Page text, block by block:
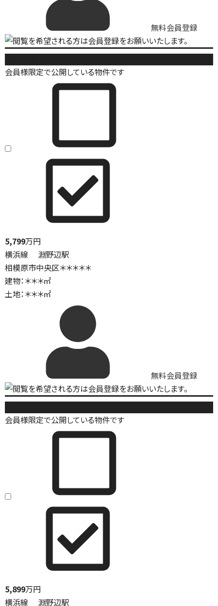
無料会員登録
会員様限定で公開している物件です
5,799万円
横浜線 淵野辺駅
相模原市中央区＊＊＊＊＊
建物：＊＊＊㎡
土地：＊＊＊㎡
無料会員登録
会員様限定で公開している物件です
5,899万円
横浜線 淵野辺駅